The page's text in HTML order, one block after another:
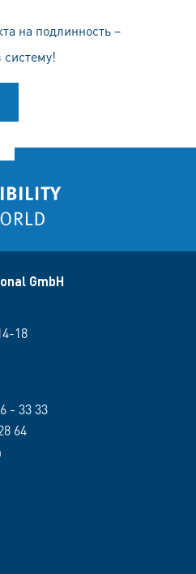
на подлинность –
систему!
GmbH
18
- 33 33
64